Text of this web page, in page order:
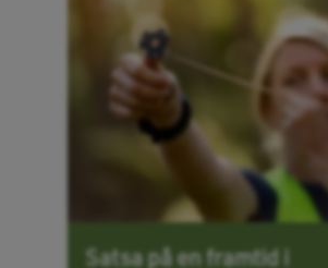
Satsa på en framtid i